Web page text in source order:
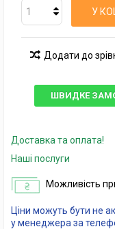
У
Додати до
ШВИДКЕ
Доставка та оплата!
Наші послуги
Можливість
Ціни можуть бути не
у менеджера за